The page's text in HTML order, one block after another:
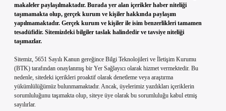
makaleler paylaşılmaktadır. Burada yer alan içerikler haber niteliği
taşımamakta olup, gerçek kurum ve kişiler hakkında paylaşım
yapılmamaktadır. Gerçek kurum ve kişiler ile isim benzerlikleri tamamen
tesadüfidir. Sitemizdeki bilgiler taslak halindedir ve tavsiye niteliği
taşımazlar.
Sitemiz, 5651 Sayılı Kanun gereğince Bilgi Teknolojileri ve İletişim Kurumu
(BTK) tarafından onaylanmış bir Yer Sağlayıcı olarak hizmet vermektedir. Bu
nedenle, sitedeki içerikleri proaktif olarak denetleme veya araştırma
yükümlülüğümüz bulunmamaktadır. Ancak, üyelerimiz yazdıkları içeriklerin
sorumluluğunu taşımakta olup, siteye üye olarak bu sorumluluğu kabul etmiş
sayılırlar.